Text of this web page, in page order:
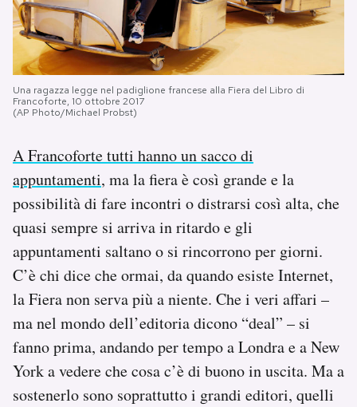
Una ragazza legge nel padiglione francese alla Fiera del Libro di
Francoforte, 10 ottobre 2017
(AP Photo/Michael Probst)
A Francoforte tutti hanno un sacco di
appuntamenti, ma la fiera è così grande e la
possibilità di fare incontri o distrarsi così alta, che
quasi sempre si arriva in ritardo e gli
appuntamenti saltano o si rincorrono per giorni.
C’è chi dice che ormai, da quando esiste Internet,
la Fiera non serva più a niente. Che i veri affari –
ma nel mondo dell’editoria dicono “deal” – si
fanno prima, andando per tempo a Londra e a New
York a vedere che cosa c’è di buono in uscita. Ma a
sostenerlo sono soprattutto i grandi editori, quelli